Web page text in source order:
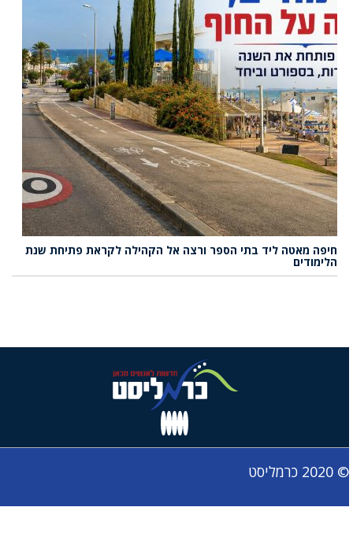
חיפה מאטה ליד בתי הספר ורצה אל הקהילה לקראת פתיחת שנת
הלימודים
© 2020 כרמליסט